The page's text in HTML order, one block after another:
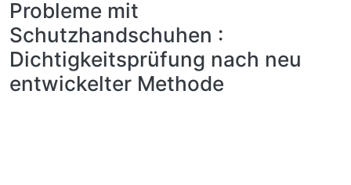
Probleme mit
Schutzhandschuhen :
Dichtigkeitsprüfung nach neu
entwickelter Methode